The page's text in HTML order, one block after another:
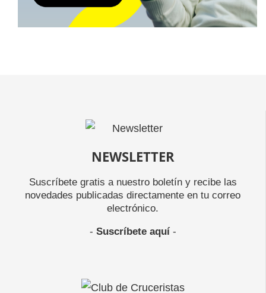
NEWSLETTER
Suscríbete gratis a nuestro boletín y recibe las
novedades publicadas directamente en tu correo
electrónico.
- Suscríbete aquí-